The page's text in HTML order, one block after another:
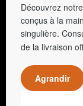
Découvrez
conçus à la
singulière.
de la livraison
Agrandir